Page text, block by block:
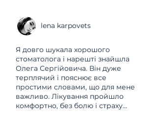
lena karpovets
Я довго шукала хорошого
стоматолога і нарешті знайшла
Олега Сергійовича. Він дуже
терплячий і пояснює все
простими словами, що для мене
важливо. Лікування пройшло
комфортно, без болю і страху...